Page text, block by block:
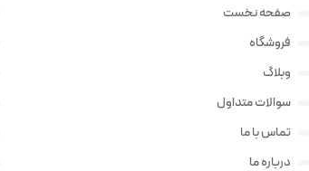
صفحه نخست
فروشگاه
وبلاگ
سوالات متداول
تماس با ما
درباره ما